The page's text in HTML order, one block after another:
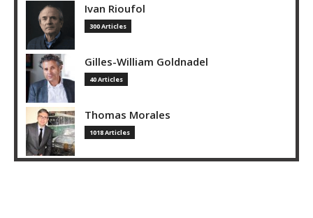
Ivan Rioufol
300 Articles
Gilles-William Goldnadel
40 Articles
Thomas Morales
1018 Articles